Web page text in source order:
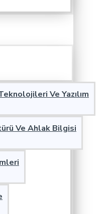
Ve Yazılım
Ve Ahlak Bilgisi